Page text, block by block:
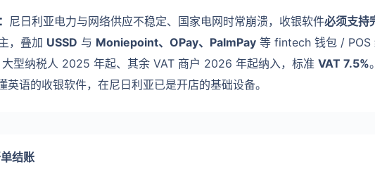
尼日利亚电力与网络供应不稳定、国家电网时常崩溃，收银软件必须支持
，叠加 USSD 与 Moniepoint、OPay、PalmPay 等 fintech 钱包 / POS
大型纳税人 2025 年起、其余 VAT 商户 2026 年起纳入，标准 VAT 7.5%
语的收银软件，在尼日利亚已是开店的基础设备。
结账